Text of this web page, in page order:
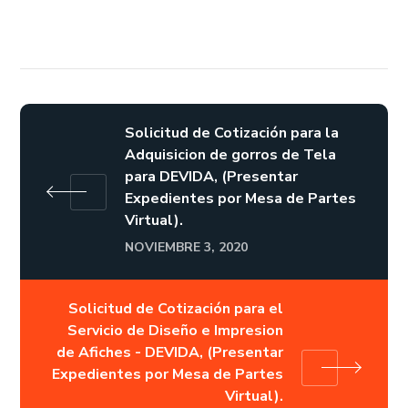
Solicitud de Cotización para la
Adquisicion de gorros de Tela
para DEVIDA, (Presentar
Expedientes por Mesa de Partes
Virtual).
NOVIEMBRE 3, 2020
Solicitud de Cotización para el
Servicio de Diseño e Impresion
de Afiches - DEVIDA, (Presentar
Expedientes por Mesa de Partes
Virtual).